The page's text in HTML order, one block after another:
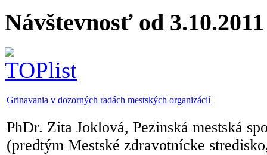
Návštevnosť od 3.10.2011
Grinavania v dozorných radách mestských organizácií
PhDr. Zita Joklová, Pezinská mestská
(predtým Mestské zdravotnícke